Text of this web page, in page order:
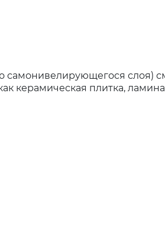
самонивелирующегося слоя)
керамическая плитка,